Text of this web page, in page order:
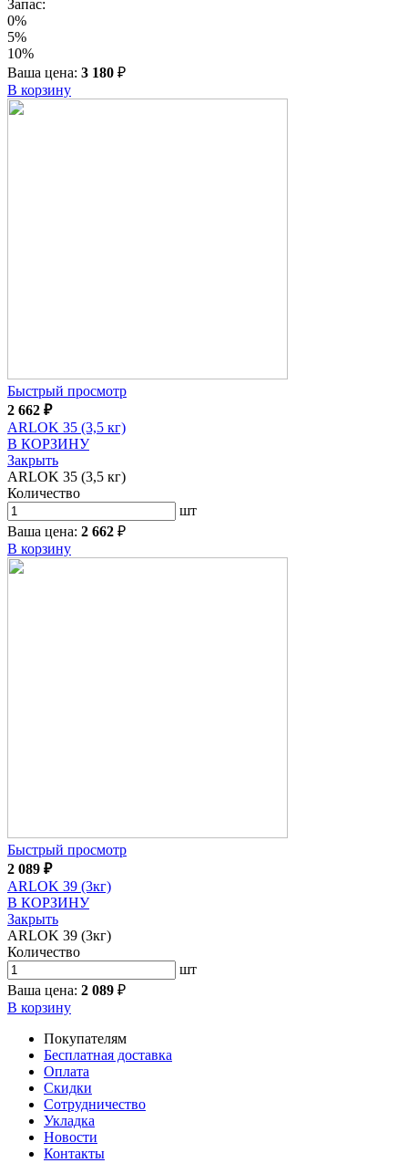
Запас:
0%
5%
10%
Ваша цена: 3 180 ₽
В корзину
Быстрый просмотр
2 662 ₽
ARLOK 35 (3,5 кг)
В КОРЗИНУ
Закрыть
ARLOK 35 (3,5 кг)
Количество
шт
Ваша цена: 2 662 ₽
В корзину
Быстрый просмотр
2 089 ₽
ARLOK 39 (3кг)
В КОРЗИНУ
Закрыть
ARLOK 39 (3кг)
Количество
шт
Ваша цена: 2 089 ₽
В корзину
Покупателям
Бесплатная доставка
Оплата
Скидки
Сотрудничество
Укладка
Новости
Контакты